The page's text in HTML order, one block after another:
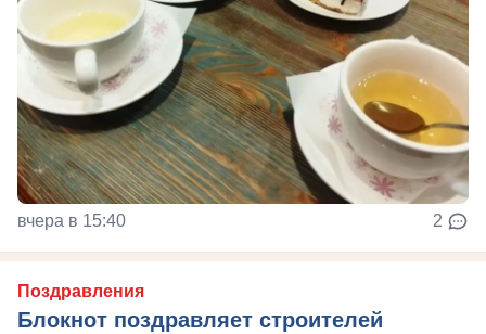
вчера в 15:40 2
Поздравления
Блокнот поздравляет строителей